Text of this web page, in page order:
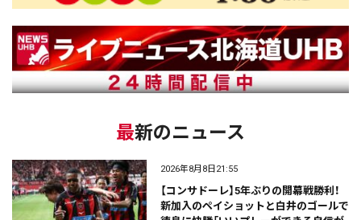
最新のニュース
2026年8月8日21:55
【コンサドーレ】5年ぶりの開幕戦勝利！
新加入のペイショットと白井のゴールで